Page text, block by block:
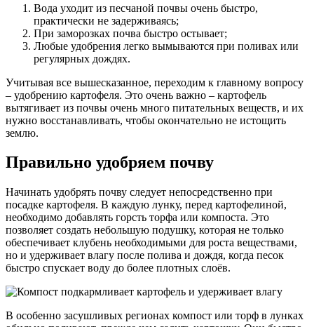
Вода уходит из песчаной почвы очень быстро,
практически не задерживаясь;
При заморозках почва быстро остывает;
Любые удобрения легко вымываются при поливах или
регулярных дождях.
Учитывая все вышесказанное, переходим к главному вопросу
– удобрению картофеля. Это очень важно – картофель
вытягивает из почвы очень много питательных веществ, и их
нужно восстанавливать, чтобы окончательно не истощить
землю.
Правильно удобряем почву
Начинать удобрять почву следует непосредственно при
посадке картофеля. В каждую лунку, перед картофелиной,
необходимо добавлять горсть торфа или компоста. Это
позволяет создать небольшую подушку, которая не только
обеспечивает клубень необходимыми для роста веществами,
но и удерживает влагу после полива и дождя, когда песок
быстро спускает воду до более плотных слоёв.
В особенно засушливых регионах компост или торф в лунках